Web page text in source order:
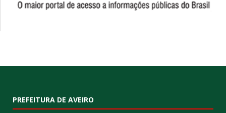
PREFEITURA DE AVEIRO